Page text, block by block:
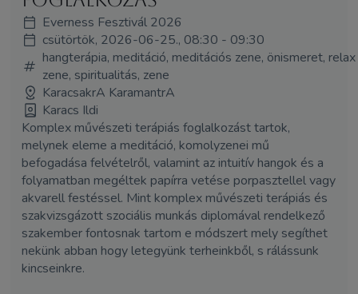
Everness Fesztivál 2026
csütörtök, 2026-06-25., 08:30 - 09:30
hangterápia, meditáció, meditációs zene, önismeret, relax
zene, spiritualitás, zene
KaracsakrA KaramantrA
Karacs Ildi
Komplex művészeti terápiás foglalkozást tartok,
melynek eleme a meditáció, komolyzenei mű
befogadása felvételről, valamint az intuitív hangok és a
folyamatban megéltek papírra vetése porpasztellel vagy
akvarell festéssel. Mint komplex művészeti terápiás és
szakvizsgázott szociális munkás diplomával rendelkező
szakember fontosnak tartom e módszert mely segíthet
nekünk abban hogy letegyünk terheinkből, s rálássunk
kincseinkre.